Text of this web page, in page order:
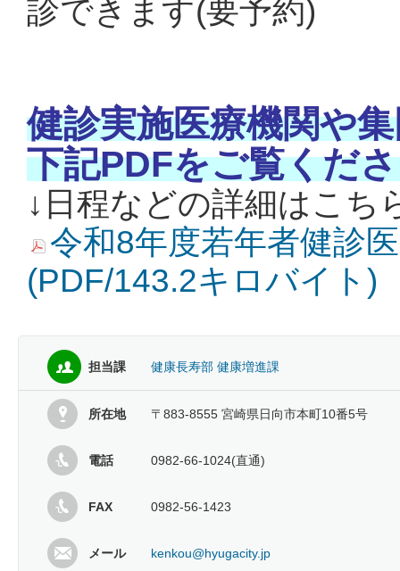
診できます(要予約)
健診実施医療機関や
下記PDFをご覧くだ
↓日程などの詳細はこち
令和8年度若年者健診
(PDF/143.2キロバイト)
担当課 健康長寿部 健康増進課
所在地 〒883-8555 宮崎県日向市本町10番5号
電話 0982-66-1024(直通)
FAX 0982-56-1423
メール kenkou@hyugacity.jp